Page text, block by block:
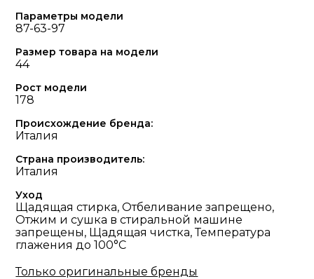
Параметры модели
87-63-97
Размер товара на модели
44
Рост модели
178
Происхождение бренда:
Италия
Страна производитель:
Италия
Уход
Щадящая стирка, Отбеливание запрещено,
Отжим и сушка в стиральной машине
запрещены, Щадящая чистка, Температура
глажения до 100°С
Только оригинальные бренды